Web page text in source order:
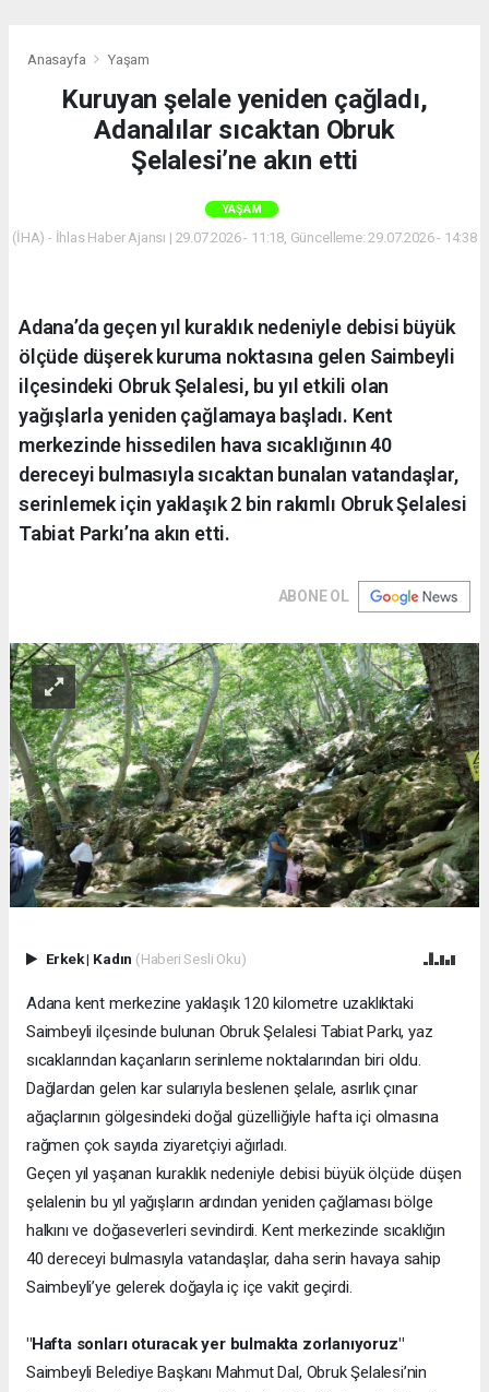
Anasayfa Yaşam
Kuruyan şelale yeniden çağladı,
Adanalılar sıcaktan Obruk
Şelalesi’ne akın etti
YAŞAM
(İHA) - İhlas Haber Ajansı | 29.07.2026 - 11:18, Güncelleme: 29.07.2026 - 14:38
Adana’da geçen yıl kuraklık nedeniyle debisi büyük
ölçüde düşerek kuruma noktasına gelen Saimbeyli
ilçesindeki Obruk Şelalesi, bu yıl etkili olan
yağışlarla yeniden çağlamaya başladı. Kent
merkezinde hissedilen hava sıcaklığının 40
dereceyi bulmasıyla sıcaktan bunalan vatandaşlar,
serinlemek için yaklaşık 2 bin rakımlı Obruk Şelalesi
Tabiat Parkı’na akın etti.
ABONE OL
Erkek| Kadın (Haberi Sesli Oku)
Adana kent merkezine yaklaşık 120 kilometre uzaklıktaki
Saimbeyli ilçesinde bulunan Obruk Şelalesi Tabiat Parkı, yaz
sıcaklarından kaçanların serinleme noktalarından biri oldu.
Dağlardan gelen kar sularıyla beslenen şelale, asırlık çınar
ağaçlarının gölgesindeki doğal güzelliğiyle hafta içi olmasına
rağmen çok sayıda ziyaretçiyi ağırladı.
Geçen yıl yaşanan kuraklık nedeniyle debisi büyük ölçüde düşen
şelalenin bu yıl yağışların ardından yeniden çağlaması bölge
halkını ve doğaseverleri sevindirdi. Kent merkezinde sıcaklığın
40 dereceyi bulmasıyla vatandaşlar, daha serin havaya sahip
Saimbeyli’ye gelerek doğayla iç içe vakit geçirdi.
"Hafta sonları oturacak yer bulmakta zorlanıyoruz"
Saimbeyli Belediye Başkanı Mahmut Dal, Obruk Şelalesi’nin